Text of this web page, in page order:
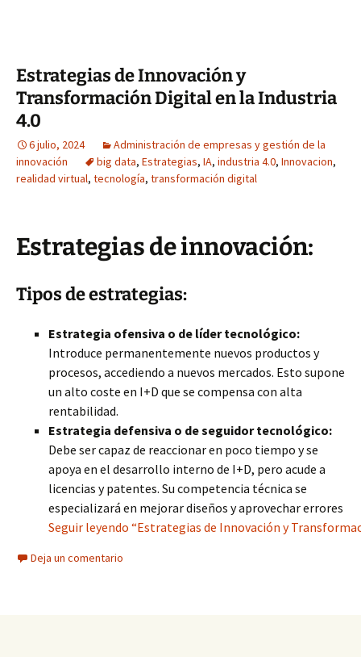
Estrategias de Innovación y
Transformación Digital en la Industria
4.0
6 julio, 2024
Administración de empresas y gestión de la
innovación
big data, Estrategias, IA, industria 4.0, Innovacion,
realidad virtual, tecnología, transformación digital
Estrategias de innovación:
Tipos de estrategias:
Estrategia ofensiva o de líder tecnológico:
Introduce permanentemente nuevos productos y
procesos, accediendo a nuevos mercados. Esto supone
un alto coste en I+D que se compensa con alta
rentabilidad.
Estrategia defensiva o de seguidor tecnológico:
Debe ser capaz de reaccionar en poco tiempo y se
apoya en el desarrollo interno de I+D, pero acude a
licencias y patentes. Su competencia técnica se
especializará en mejorar diseños y aprovechar errores
Seguir leyendo “Estrategias de Innovación y
Deja un comentario